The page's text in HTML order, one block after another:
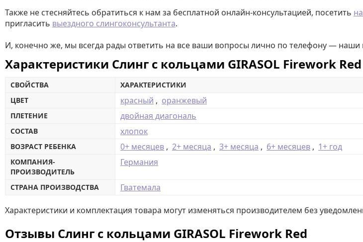
Также не стесняйтесь обратиться к нам за бесплатной онлайн-консультацией, посетить
пригласить выездного слингоконсультанта.
И, конечно же, мы всегда рады ответить на все ваши вопросы лично по телефону —
Характеристики Слинг с кольцами GIRASOL Firework Red
СВОЙСТВА
ХАРАКТЕРИСТИКИ
ЦВЕТ
красный , оранжевый
ПЛЕТЕНИЕ двойная диагональ
СОСТАВ хлопок
ВОЗРАСТ РЕБЕНКА 0+ месяцев , 2+ месяца , 3+ месяца , 6+ месяцев , 1+ год
КОМПАНИЯ-
ПРОИЗВОДИТЕЛЬ
Германия
СТРАНА ПРОИЗВОДСТВА Гватемала
Характеристики и комплектация товара могут изменяться производителем без
Отзывы Слинг с кольцами GIRASOL Firework Red